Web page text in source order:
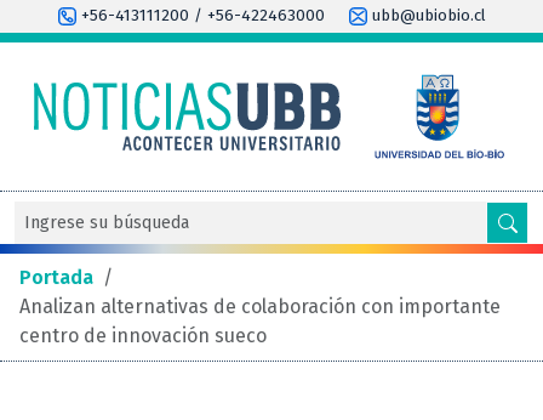
+56-413111200 / +56-422463000 ubb@ubiobio.cl
Portada /
Analizan alternativas de colaboración con importante
centro de innovación sueco